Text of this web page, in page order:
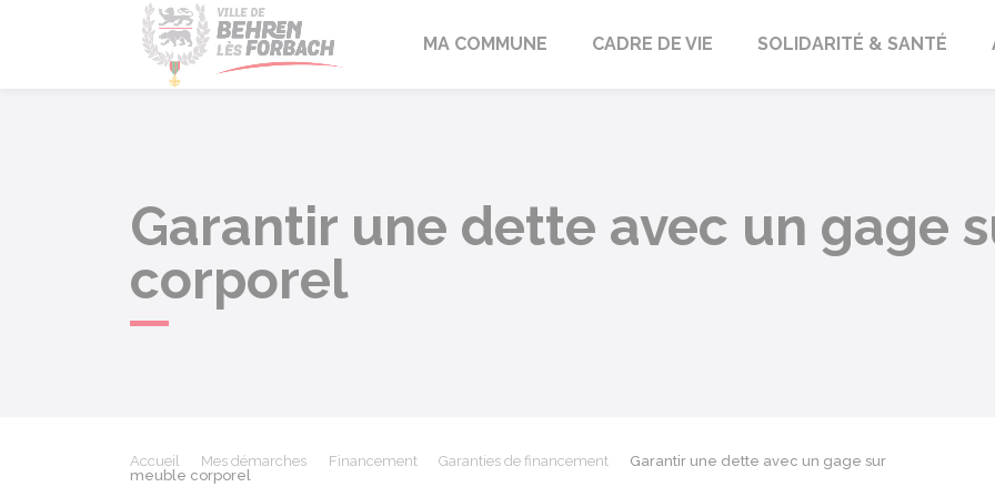
Behren-lès-Forbach
MA COMMUNE CADRE DE VIE SOLIDARITÉ & SANTÉ
Garantir une dette avec un gage
corporel
Accueil Mes démarches Financement Garanties de financement
Garantir une dette avec un gage sur
meuble corporel